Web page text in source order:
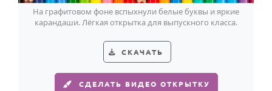
На графитовом фоне вспыхнули белые буквы и яркие
карандаши. Лёгкая открытка для выпускного класса.
СКАЧАТЬ
СДЕЛАТЬ ВИДЕО ОТКРЫТКУ